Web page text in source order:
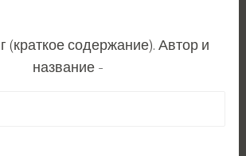
(краткое содержание). Автор и
название